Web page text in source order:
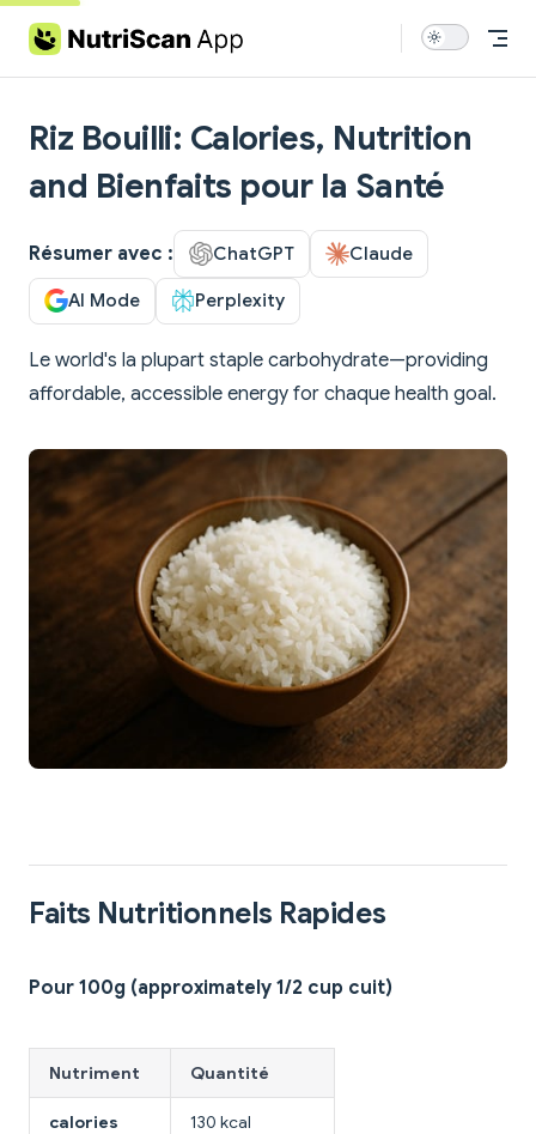
Skip to content
Riz Bouilli: Calories, Nutrition
and Bienfaits pour la Santé
Résumer avec : ChatGPT Claude
AI Mode Perplexity
Le world's la plupart staple carbohydrate—providing
affordable, accessible energy for chaque health goal.
Faits Nutritionnels Rapides
Pour 100g (approximately 1/2 cup cuit)
Nutriment Quantité
calories 130 kcal